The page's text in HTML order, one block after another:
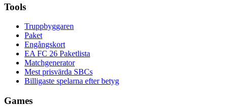
Tools
Truppbyggaren
Paket
Engångskort
EA FC 26 Paketlista
Matchgenerator
Mest prisvärda SBCs
Billigaste spelarna efter betyg
Games